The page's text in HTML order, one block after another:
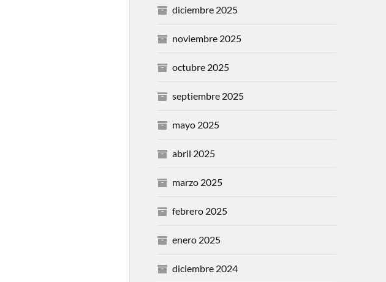
diciembre 2025
noviembre 2025
octubre 2025
septiembre 2025
mayo 2025
abril 2025
marzo 2025
febrero 2025
enero 2025
diciembre 2024